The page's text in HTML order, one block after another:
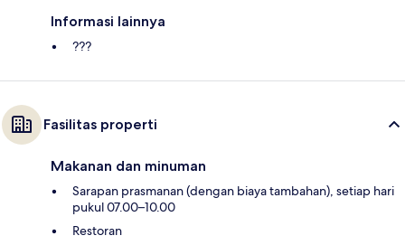
Informasi lainnya
???
Fasilitas properti
Makanan dan minuman
Sarapan prasmanan (dengan biaya tambahan), setiap hari
pukul 07.00–10.00
Restoran